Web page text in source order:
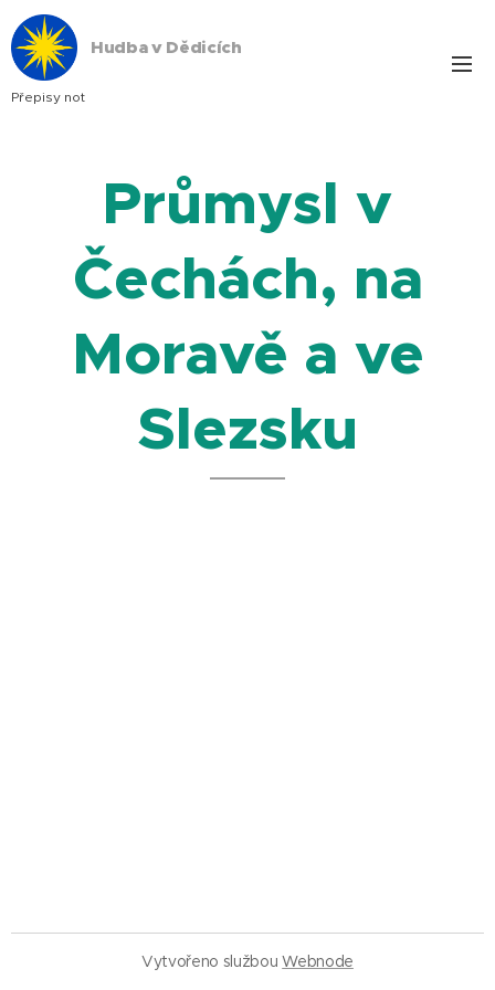
Hudba v Dědicích
Přepisy not
Průmysl v
Čechách, na
Moravě a ve
Slezsku
Vytvořeno službouWebnode